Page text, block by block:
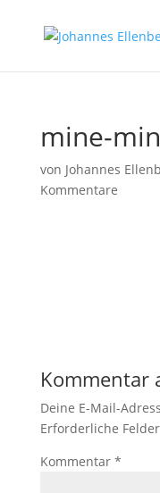
mine-
von Johannes
Kommentare
Kommentar
Deine E-Mail-
Erforderliche
Kommentar *